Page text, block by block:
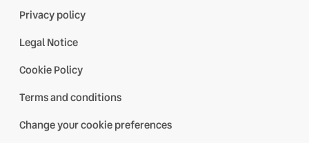
Privacy policy
Legal Notice
Cookie Policy
Terms and conditions
Change your cookie preferences